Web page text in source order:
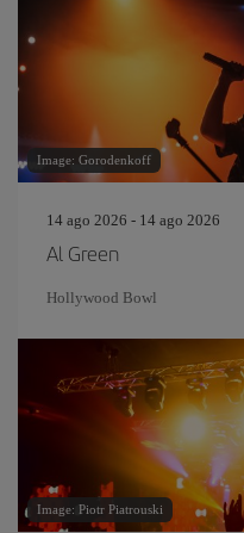
Image: Gorodenkoff
14 ago 2026 - 14 ago 2026
Al Green
Hollywood Bowl
Image: Piotr Piatrouski